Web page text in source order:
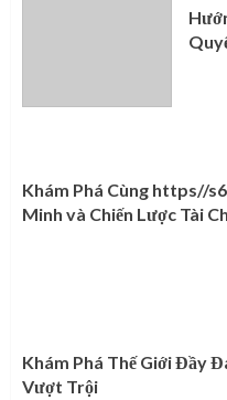
Khám Phá Cùng https//
Minh và Chiến Lược Tài
Khám Phá Thế Giới Đầy
Vượt Trội